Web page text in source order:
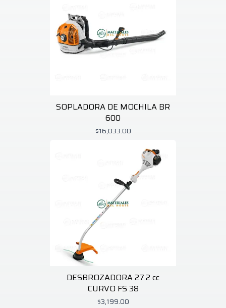
SOPLADORA DE MOCHILA BR
600
$16,033.00
DESBROZADORA 27.2 cc
CURVO FS 38
$3,199.00